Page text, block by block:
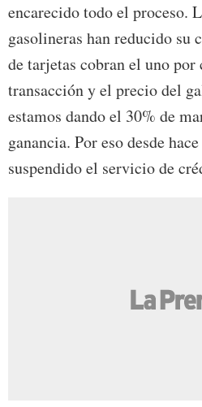
encarecido todo el proceso.
gasolineras han reducido su
de tarjetas cobran el uno
transacción y el precio del
estamos dando el 30% de
ganancia. Por eso desde
suspendido el servicio de